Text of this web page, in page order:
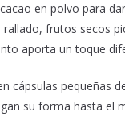
en polvo para
frutos secos
aporta un toque
cápsulas pequeñas
su forma hasta el